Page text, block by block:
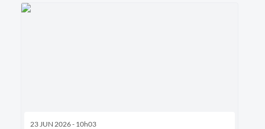
23 JUN 2026 - 10h03